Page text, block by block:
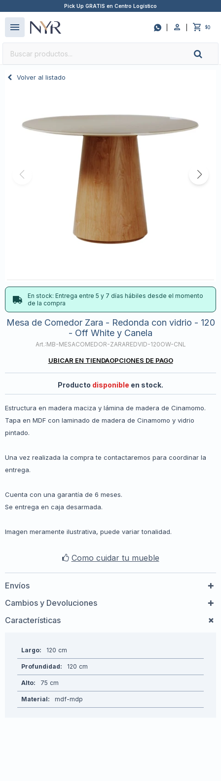
Pick Up GRATIS en Centro Logístico
 $0
menu
Volver al listado
En stock: Entrega entre 5 y 7 días hábiles desde el momento
de la compra
Mesa de Comedor Zara - Redonda con vidrio - 120
- Off White y Canela
MB-MESACOMEDOR-ZARAREDVID-120OW-CNL
UBICAR EN TIENDAOPCIONES DE PAGO
Producto disponible en stock.
Estructura en madera maciza y lámina de madera de Cinamomo.
Tapa en MDF con laminado de madera de Cinamomo y vidrio
pintado.
Una vez realizada la compra te contactaremos para coordinar la
entrega.
Cuenta con una garantía de 6 meses.
Se entrega en caja desarmada.
Imagen meramente ilustrativa, puede variar tonalidad.
Como cuidar tu mueble
Envíos
Cambios y Devoluciones
Características
Largo 120
Profundidad 120
Alto 75
Material mdf-mdp
close